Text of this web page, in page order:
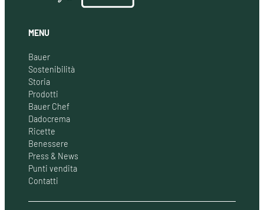
MENU
Bauer
Sostenibilità
Storia
Prodotti
Bauer Chef
Dadocrema
Ricette
Benessere
Press & News
Punti vendita
Contatti